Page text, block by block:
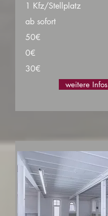
1 Kfz/Stellplatz
ab sofort
50€
0€
30€
weitere Infos